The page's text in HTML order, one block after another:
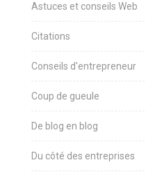
Astuces et conseils Web
Citations
Conseils d'entrepreneur
Coup de gueule
De blog en blog
Du côté des entreprises